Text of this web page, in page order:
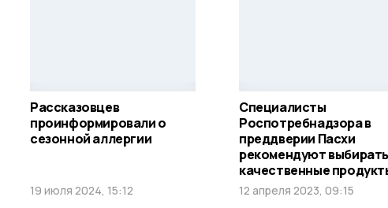
Рассказовцев
проинформировали о
сезонной аллергии
19 июля 2024, 15:12
Специалисты
Роспотребнадзора в
преддверии Пасхи
рекомендуют выбирать
качественные
12 апреля 2023, 09:15